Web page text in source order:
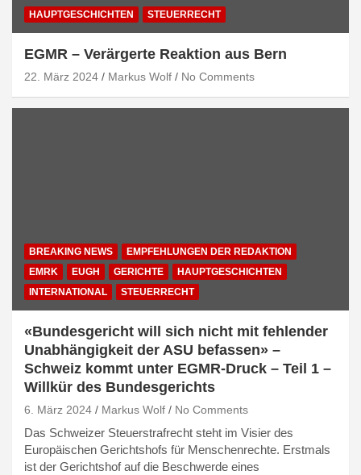
HAUPTGESCHICHTEN STEUERRECHT
EGMR – Verärgerte Reaktion aus Bern
22. März 2024 Markus Wolf No Comments
BREAKING NEWS
EMPFEHLUNGEN DER REDAKTION
EMRK
EUGH GERICHTE
HAUPTGESCHICHTEN
INTERNATIONAL
STEUERRECHT
«Bundesgericht will sich nicht mit fehlender
Unabhängigkeit der ASU befassen» –
Schweiz kommt unter EGMR-Druck – Teil 1 –
Willkür des Bundesgerichts
6. März 2024 Markus Wolf No Comments
Das Schweizer Steuerstrafrecht steht im Visier des
Europäischen Gerichtshofs für Menschenrechte. Erstmals
ist der Gerichtshof auf die Beschwerde eines